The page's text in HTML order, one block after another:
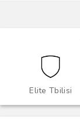
Elite Tbilisi